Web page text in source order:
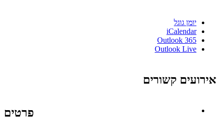
יומן גוגל
iCalendar
Outlook 365
Outlook Live
אירועים קשורים
פרטים